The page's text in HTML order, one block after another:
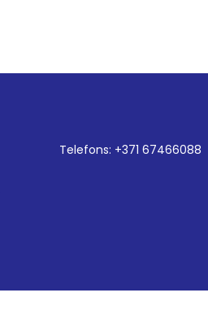
Telefons: +371 67466088